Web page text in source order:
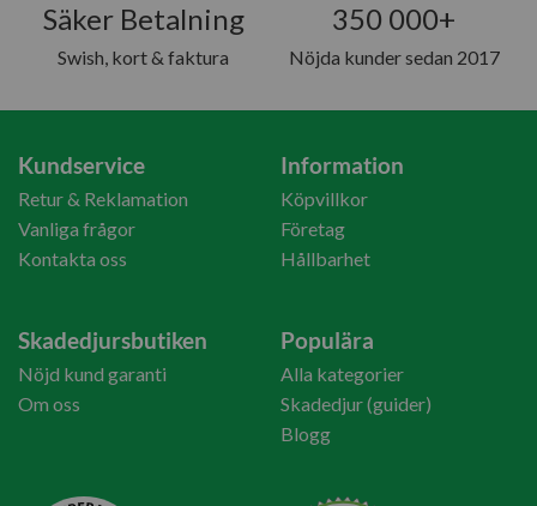
Säker Betalning
Swish, kort & faktura
350 000+
Nöjda kunder sedan 2017
Kundservice
Retur & Reklamation
Vanliga frågor
Kontakta oss
Information
Köpvillkor
Företag
Hållbarhet
Skadedjursbutiken
Nöjd kund garanti
Om oss
Populära
Alla kategorier
Skadedjur (guider)
Blogg